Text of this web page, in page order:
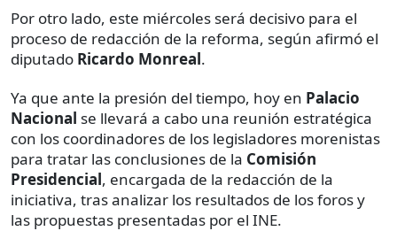
Por otro lado, este miércoles será decisivo para el
proceso de redacción de la reforma, según afirmó el
diputado Ricardo Monreal.
Ya que ante la presión del tiempo, hoy en Palacio
Nacional se llevará a cabo una reunión estratégica
con los coordinadores de los legisladores morenistas
para tratar las conclusiones de la Comisión
Presidencial, encargada de la redacción de la
iniciativa, tras analizar los resultados de los foros y
las propuestas presentadas por el INE.